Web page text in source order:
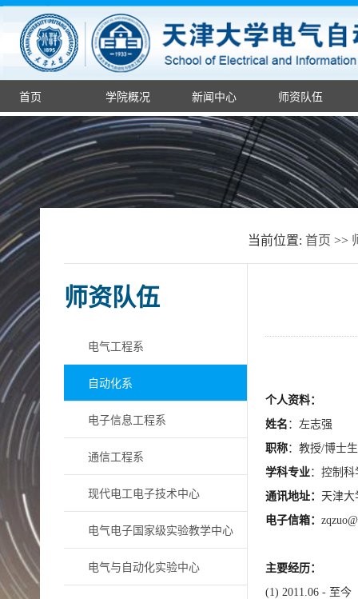
首页 学院概况 新闻中心 师资队伍
当前位置: 首页 >>
师资队伍
电气工程系
自动化系
电子信息工程系
通信工程系
现代电工电子技术中心
电气电子国家级实验教学中心
电气与自动化实验中心
个人资料：
姓名 ：左志强
职称：教授/博士
学科专业：控制科
通讯地址： 天津大
电子信箱：
主要经历：
(1) 2011.06 - 至今